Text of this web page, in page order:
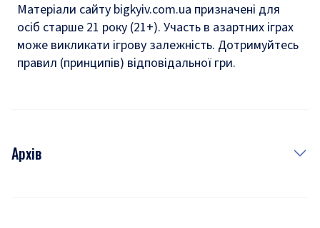
Матеріали сайту bigkyiv.com.ua призначені для
осіб старше 21 року (21+). Участь в азартних іграх
може викликати ігрову залежність. Дотримуйтесь
правил (принципів) відповідальної гри.
Архів